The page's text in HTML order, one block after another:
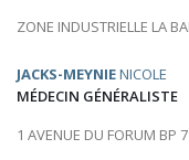
ZONE INDUSTRIELLE LA
JACKS-MEYNIENICOLE
MÉDECIN GÉNÉRALISTE
1 AVENUE DU FORUM